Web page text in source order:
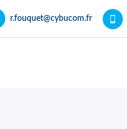
r.fouquet@cybucom.fr